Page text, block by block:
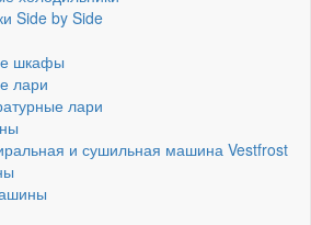
Side by Side
шкафы
лари
лари
и сушильная машина Vestfrost